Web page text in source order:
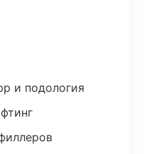
и подология